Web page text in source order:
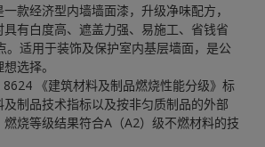
款经济型内墙墙面漆，升级净味配方，
有白度高、遮盖力强、易施工、省钱省
。适用于装饰及保护室内基层墙面，是公
选择。
《建筑材料及制品燃烧性能分级》标
制品技术指标以及按非匀质制品的外部
烧等级结果符合A（A2）级不燃材料的技